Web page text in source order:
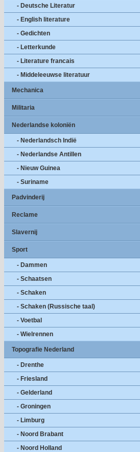
- Deutsche Literatur
- English literature
- Gedichten
- Letterkunde
- Literature francais
- Middeleeuwse literatuur
Mechanica
Militaria
Nederlandse koloniën
- Nederlandsch Indië
- Nederlandse Antillen
- Nieuw Guinea
- Suriname
Padvinderij
Reclame
Slavernij
Sport
- Dammen
- Schaatsen
- Schaken
- Schaken (Russische taal)
- Voetbal
- Wielrennen
Topografie Nederland
- Drenthe
- Friesland
- Gelderland
- Groningen
- Limburg
- Noord Brabant
- Noord Holland